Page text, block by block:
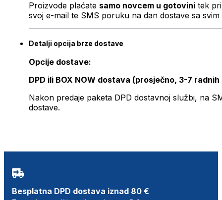
Proizvode plaćate samo novcem u gotovini tek
svoj e-mail te SMS poruku na dan dostave sa svim
Detalji opcija brze dostave
Opcije dostave:
DPD ili BOX NOW dostava (prosječno, 3-7 radnih
Nakon predaje paketa DPD dostavnoj službi, na
dostave.
Besplatna DPD dostava iznad 80 €